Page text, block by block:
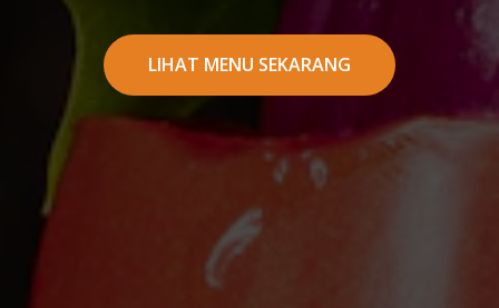
LIHAT MENU SEKARANG